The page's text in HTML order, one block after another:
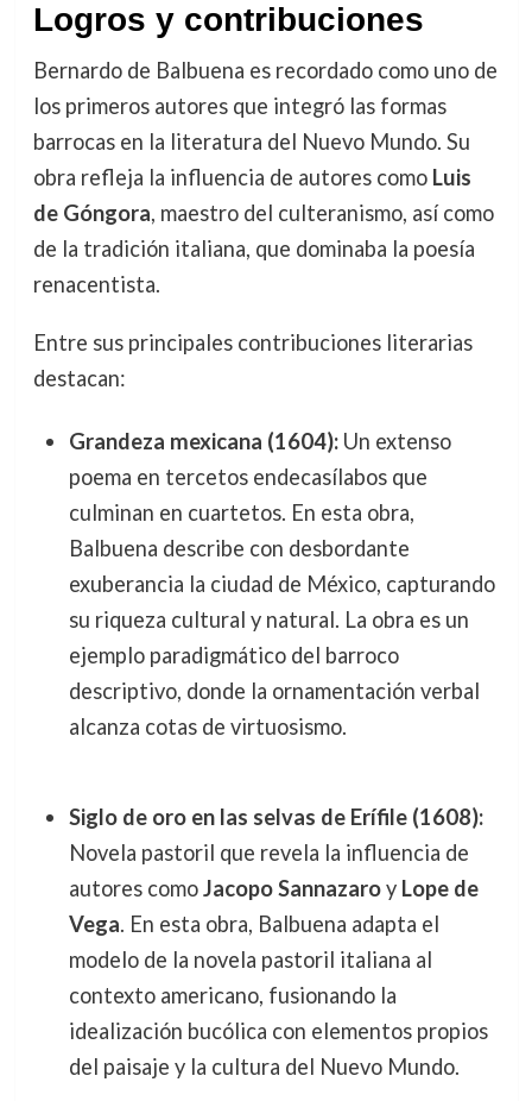
Logros y contribuciones
Bernardo de Balbuena es recordado como uno de
los primeros autores que integró las formas
barrocas en la literatura del Nuevo Mundo. Su
obra refleja la influencia de autores como Luis
de Góngora, maestro del culteranismo, así como
de la tradición italiana, que dominaba la poesía
renacentista.
Entre sus principales contribuciones literarias
destacan:
Grandeza mexicana (1604):Un extenso
poema en tercetos endecasílabos que
culminan en cuartetos. En esta obra,
Balbuena describe con desbordante
exuberancia la ciudad de México, capturando
su riqueza cultural y natural. La obra es un
ejemplo paradigmático del barroco
descriptivo, donde la ornamentación verbal
alcanza cotas de virtuosismo.
Siglo de oro en las selvas de Erífile (1608):
Novela pastoril que revela la influencia de
autores comoJacopo Sannazaroy Lope de
Vega. En esta obra, Balbuena adapta el
modelo de la novela pastoril italiana al
contexto americano, fusionando la
idealización bucólica con elementos propios
del paisaje y la cultura del Nuevo Mundo.